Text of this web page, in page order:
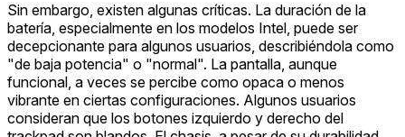
Sin embargo, existen algunas críticas. La duración de la
batería, especialmente en los modelos Intel, puede ser
decepcionante para algunos usuarios, describiéndola como
"de baja potencia" o "normal". La pantalla, aunque
funcional, a veces se percibe como opaca o menos
vibrante en ciertas configuraciones. Algunos usuarios
consideran que los botones izquierdo y derecho del